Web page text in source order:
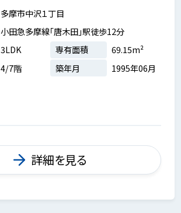
多摩市中沢１丁目
小田急多摩線「唐木田」駅徒歩12分
3LDK 専有面積
69.15m²
4/7階 築年月 1995年06月
詳細を見る